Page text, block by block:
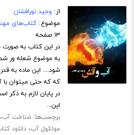
از: وحید نورافشان
موضوع:کتاب‌های
۱۳ صفحه
در این کتاب به صورت
به موضوع شعله ور
شود.... این ماده به
که که حتی میتوان با
در پایان لازم به
این...
برچسب‌ها:شناخت آب
مولکول آب،دانلود